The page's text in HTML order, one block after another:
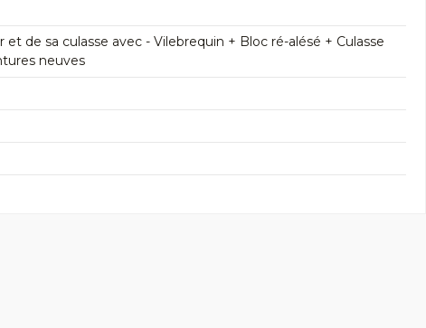
de sa culasse avec - Vilebrequin + Bloc ré-alésé + Culasse
neuves